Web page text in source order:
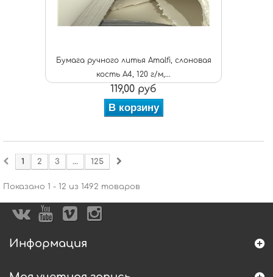
Бумага ручного литья Amalfi, слоновая
кость А4, 120 г/м,...
119,00 руб
В корзину
1 2 3 ... 125
Показано 1 - 12 из 1492 товаров
Информация